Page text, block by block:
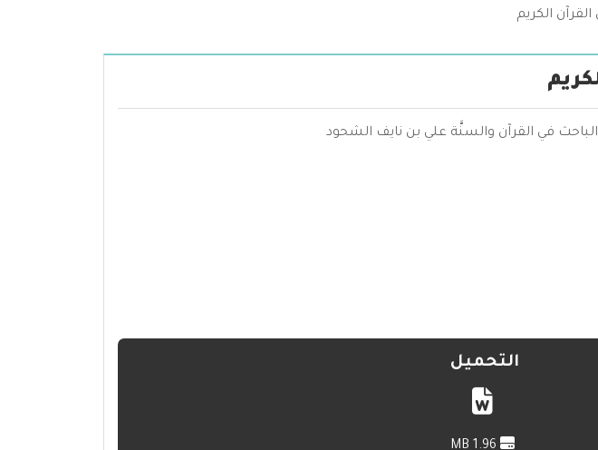
الكريم
في القرآن والسنَّة علي بن نايف الشحود
التحميل